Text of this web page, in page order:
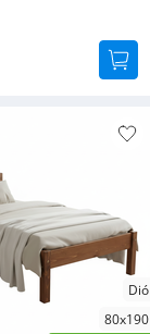
Dió
80x190